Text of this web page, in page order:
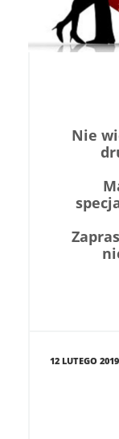
Nie
12 LUTEGO 2019